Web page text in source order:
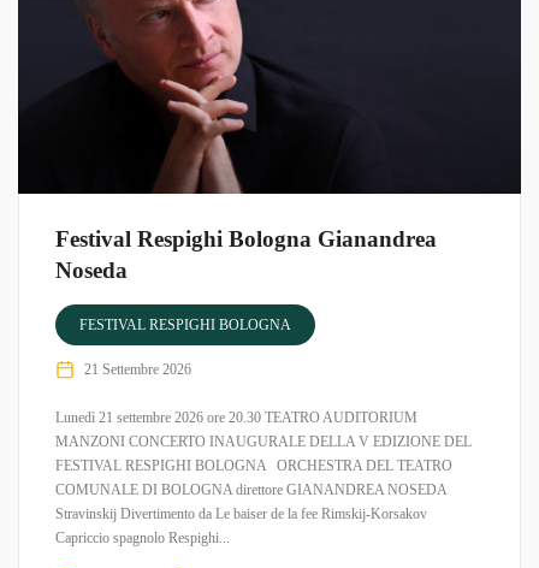
Festival Respighi Bologna Gianandrea
Noseda
FESTIVAL RESPIGHI BOLOGNA
21 Settembre 2026
Lunedì 21 settembre 2026 ore 20.30 TEATRO AUDITORIUM
MANZONI CONCERTO INAUGURALE DELLA V EDIZIONE DEL
FESTIVAL RESPIGHI BOLOGNA ORCHESTRA DEL TEATRO
COMUNALE DI BOLOGNA direttore GIANANDREA NOSEDA
Stravinskij Divertimento da Le baiser de la fee Rimskij-Korsakov
Capriccio spagnolo Respighi...